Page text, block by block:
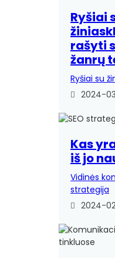
Ryšiai
rašyti
žanrų
Ryšiai su
2024-
Kas
iš jo
Vidinės
strategija
2024-